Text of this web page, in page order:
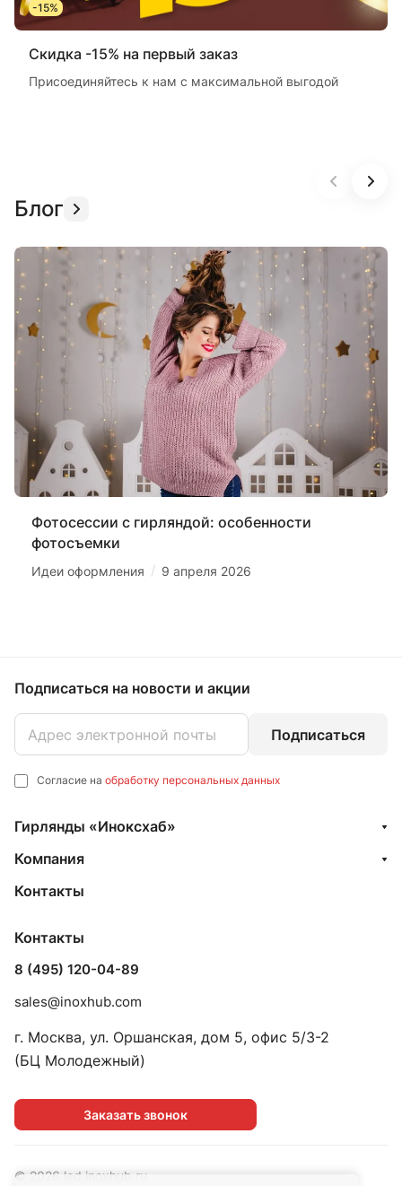
-15%
Скидка -15% на первый заказ
Присоединяйтесь к нам с максимальной выгодой
Блог
Фотосессии с гирляндой: особенности
фотосъемки
Идеи оформления / 9 апреля 2026
Подписаться на новости и акции
Подписаться
Согласие на обработку персональных данных
Гирлянды «Иноксхаб»
Компания
Контакты
Контакты
8 (495) 120-04-89
sales@inoxhub.com
г. Москва, ул. Оршанская, дом 5, офис 5/3-2
(БЦ Молодежный)
Заказать звонок
© 2026 led.inoxhub.ru